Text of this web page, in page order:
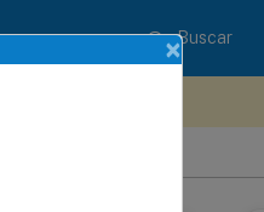
Buscar
×